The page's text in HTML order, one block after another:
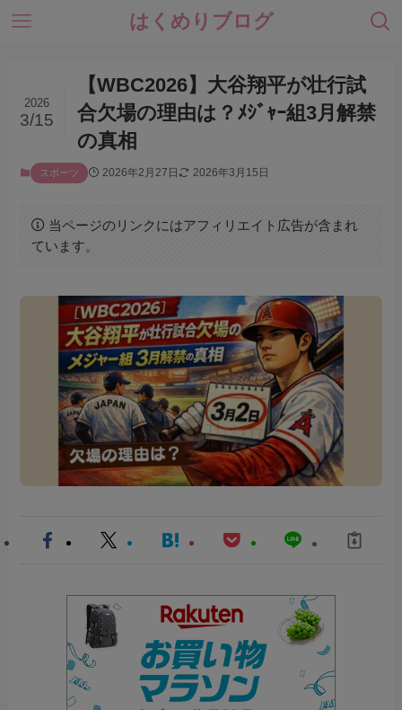
はくめりブログ
【WBC2026】大谷翔平が壮行試
合欠場の理由は？ﾒｼﾞｬｰ組3月解禁
の真相
2026
3/15
スポーツ 2026年2月27日 2026年3月15日
当ページのリンクにはアフィリエイト広告が含まれ
ています。